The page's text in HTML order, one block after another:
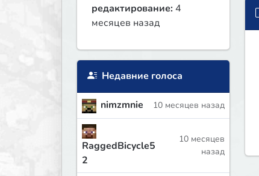
редактирование: 4
месяцев назад
Недавние голоса
nimzmnie 10 месяцев назад
RaggedBicycle5
2
10 месяцев
назад